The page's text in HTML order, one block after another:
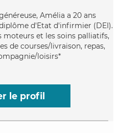
Amélia a 20 ans
d'Etat d'infirmier (DEI).
et les soins palliatifs,
de courses/livraison, repas,
loisirs*
le profil